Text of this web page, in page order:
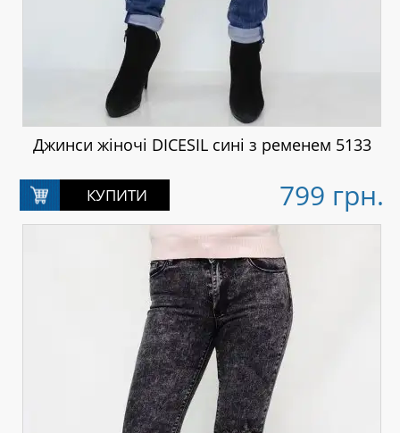
Джинси жіночі DICESIL сині з ременем 5133
799 грн.